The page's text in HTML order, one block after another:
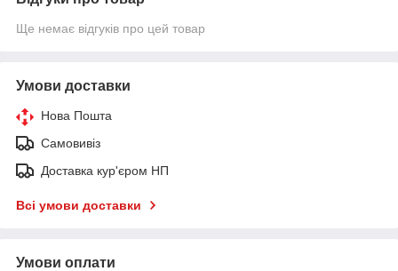
Ще немає відгуків про цей товар
Умови доставки
Нова Пошта
Самовивіз
Доставка кур'єром НП
Всі умови доставки
Умови оплати